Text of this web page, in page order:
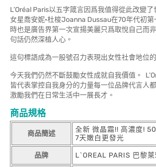
L’Oréal Paris以五字箴言因爲我值得從此改變
女星喬安妮·杜梭Joanna Dussau在70年代初
時也是廣告界第一次宣揚美麗只爲取悅自己而
句話仍然深植人心。
這句標語成為一股號召力表現出女性社會地位
今天我們仍然不斷鼓勵女性成就自我價值。
皆代表掌控自我身分的力量每一位品牌代言人
激勵我們在日常生活中一展長才。
商品規格
商品簡述
全新 微晶霜!! 高濃度!
7天嫩白更發光
品牌 L`OREAL PARIS 巴黎